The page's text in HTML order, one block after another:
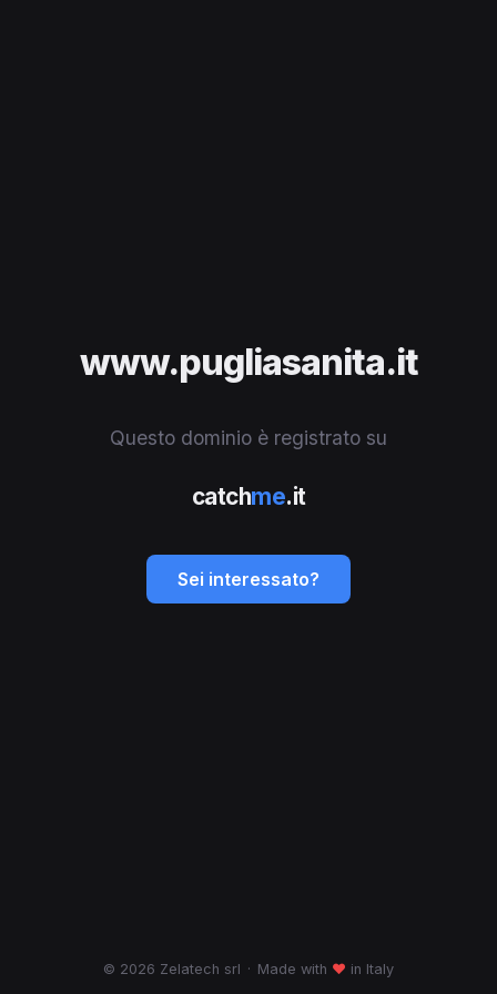
www.pugliasanita.it
Questo dominio è registrato su
catchme.it
Sei interessato?
© 2026 Zelatech srl · Made with ♥ in Italy